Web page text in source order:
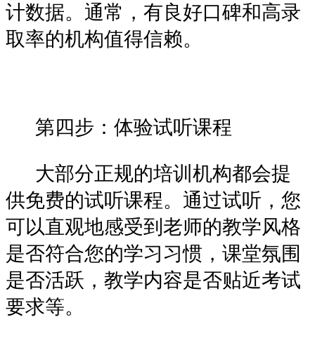
计数据。通常，有良好口碑和高录
取率的机构值得信赖。
第四步：体验试听课程
大部分正规的培训机构都会提
供免费的试听课程。通过试听，您
可以直观地感受到老师的教学风格
是否符合您的学习习惯，课堂氛围
是否活跃，教学内容是否贴近考试
要求等。